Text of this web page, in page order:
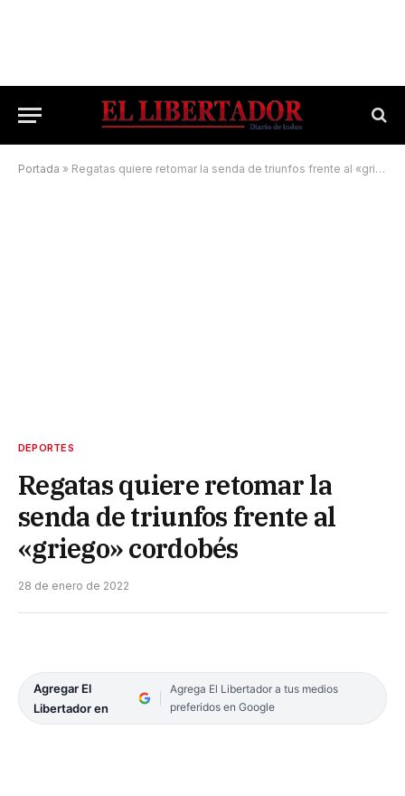
Portada » Regatas quiere retomar la senda de triunfos frente al «griego» cordobés
DEPORTES
Regatas quiere retomar la
senda de triunfos frente al
«griego» cordobés
28 de enero de 2022
Agregar El
Libertador en
Agrega El Libertador a tus medios
preferidos en Google